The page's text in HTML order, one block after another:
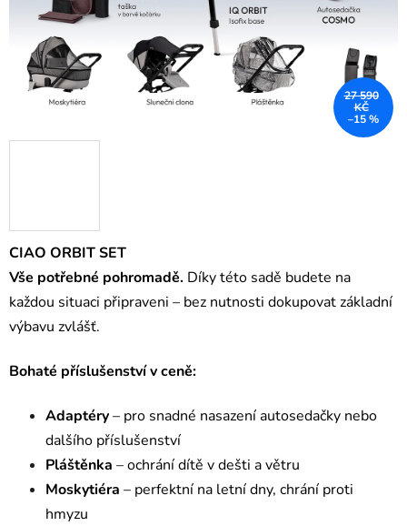
CIAO ORBIT SET
Vše potřebné pohromadě. Díky této sadě budete na
každou situaci připraveni – bez nutnosti dokupovat základní
výbavu zvlášť.
Bohaté příslušenství v ceně:
Adaptéry– pro snadné nasazení autosedačky nebo
dalšího příslušenství
Pláštěnka – ochrání dítě v dešti a větru
Moskytiéra – perfektní na letní dny, chrání proti
hmyzu
27 590
KČ
–15 %